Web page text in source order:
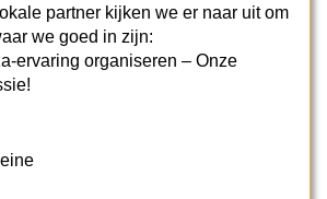
partner kijken we er naar uit om
we goed in zijn:
ervaring organiseren – Onze